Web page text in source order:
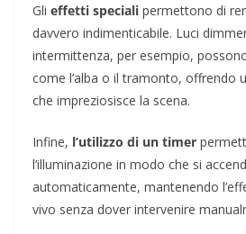
Gli effetti speciali permettono di
davvero indimenticabile. Luci
intermittenza, per esempio,
come l’alba o il tramonto, offrendo
che impreziosisce la scena.
Infine, l’utilizzo di un timer
l’illuminazione in modo che si
automaticamente, mantenendo
vivo senza dover intervenire